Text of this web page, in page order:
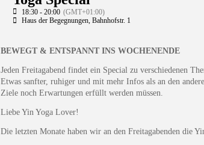
18:30 - 20:00 (GMT+01:00)
Haus der Begegnungen , Bahnhofstr. 1
BEWEGT & ENTSPANNT INS WOCHENENDE
Jeden Freitagabend findet ein Special zu verschiedenen
Etwas sanfter, ruhiger und mit mehr Infos als an den
Ziele noch Erwartungen erfüllt werden müssen.
Liebe Yin Yoga Lover!
Die letzten Monate haben wir an den Freitagabenden die